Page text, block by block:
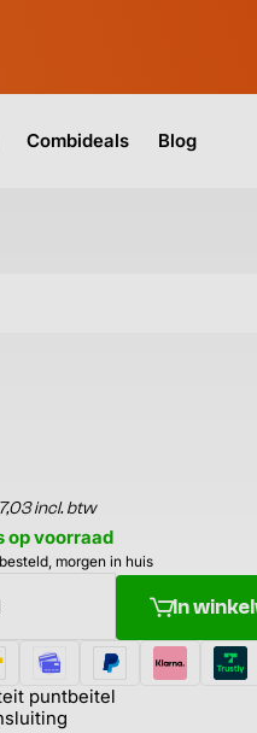
Combideals Blog
7,03 incl. btw
op voorraad
morgen in huis
In
puntbeitel